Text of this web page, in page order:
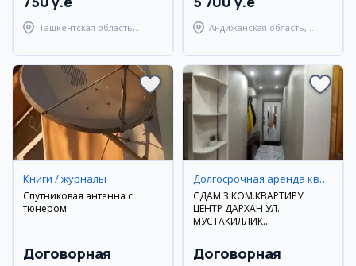
Ташкентская область,
Андижанская область,
Книги / журналы
Спутниковая антенна с
тюнером
Договорная
Долгосрочная аренда квартир
СДАМ 3 КОМ.КВАРТИРУ
ЦЕНТР ДАРХАН УЛ.
МУСТАКИЛЛИК
Договорная